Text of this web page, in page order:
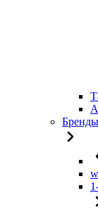
Бренды